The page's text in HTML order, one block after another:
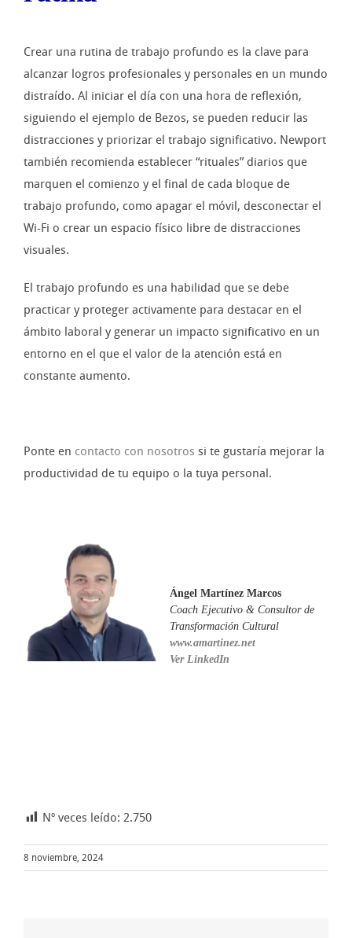
Crear una rutina de trabajo profundo es la clave para
alcanzar logros profesionales y personales en un mundo
distraído. Al iniciar el día con una hora de reflexión,
siguiendo el ejemplo de Bezos, se pueden reducir las
distracciones y priorizar el trabajo significativo. Newport
también recomienda establecer “rituales” diarios que
marquen el comienzo y el final de cada bloque de
trabajo profundo, como apagar el móvil, desconectar el
Wi-Fi o crear un espacio físico libre de distracciones
visuales.
El trabajo profundo es una habilidad que se debe
practicar y proteger activamente para destacar en el
ámbito laboral y generar un impacto significativo en un
entorno en el que el valor de la atención está en
constante aumento.
Ponte en contacto con nosotros si te gustaría mejorar la
productividad de tu equipo o la tuya personal.
Ángel Martínez Marcos
Coach Ejecutivo & Consultor de
Transformación Cultural
www.amartinez.net
Ver LinkedIn
Nº veces leído: 2.750
8 noviembre, 2024